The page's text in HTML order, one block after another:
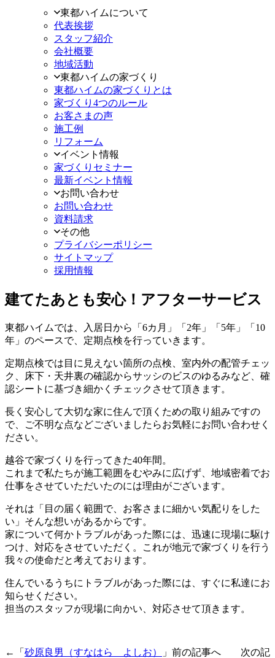
東都ハイムについて
代表挨拶
スタッフ紹介
会社概要
地域活動
東都ハイムの家づくり
東都ハイムの家づくりとは
家づくり4つのルール
お客さまの声
施工例
リフォーム
イベント情報
家づくりセミナー
最新イベント情報
お問い合わせ
お問い合わせ
資料請求
その他
プライバシーポリシー
サイトマップ
採用情報
建てたあとも安心！アフターサービス
東都ハイムでは、入居日から「6カ月」「2年」「5年」「10
年」のペースで、定期点検を行っていきます。
定期点検では目に見えない箇所の点検、室内外の配管チェッ
ク、床下・天井裏の確認からサッシのビスのゆるみなど、確
認シートに基づき細かくチェックさせて頂きます。
長く安心して大切な家に住んで頂くための取り組みですの
で、ご不明な点などございましたらお気軽にお問い合わせく
ださい。
越谷で家づくりを行ってきた40年間。
これまで私たちが施工範囲をむやみに広げず、地域密着でお
仕事をさせていただいたのには理由がございます。
それは「目の届く範囲で、お客さまに細かい気配りをした
い」そんな想いがあるからです。
家について何かトラブルがあった際には、迅速に現場に駆け
つけ、対応をさせていただく。これが地元で家づくりを行う
我々の使命だと考えております。
住んでいるうちにトラブルがあった際には、すぐに私達にお
知らせください。
担当のスタッフが現場に向かい、対応させて頂きます。
←「 砂原良男（すなはら よしお）
」前の記事へ 次の記